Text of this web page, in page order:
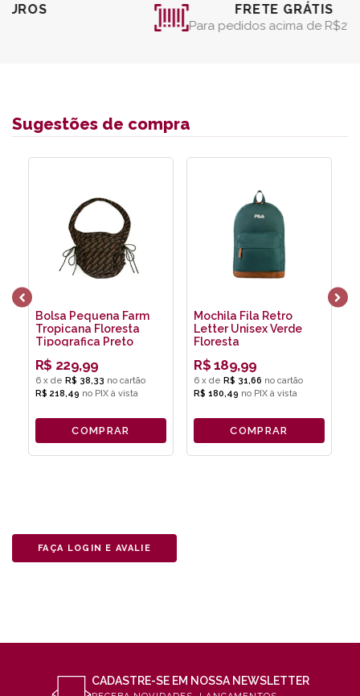
FRETE GRÁTIS
Para pedidos acima de R$279,90
Sugestões de compra
Bolsa Pequena Farm
Tropicana Floresta
Tipografica Preto
R$ 229,99
6 x de R$ 38,33
R$ 218,49 no PIX
COMPRAR
Mochila Fila Retro
Letter Unisex Verde
Floresta
R$ 189,99
6 x de R$ 31,66
R$ 180,49 no PIX
COMPRAR
FAÇA LOGIN E AVALIE
CADASTRE-SE EM NOSSA NEWSLETTER